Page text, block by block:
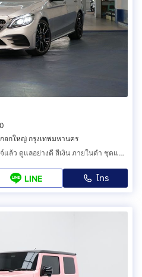
อกใหญ่ กรุงเทพมหานคร
Benz C220d AMG โฉมไมเนอร์เชนจ์แล้ว ดูแลอย่างดี สีเงิน ภายในดำ ชุดแต่ง AMG รอบคัน วิ่งน้อย กล้องรอบคัน หลังคาแก้วทั้งบาน ออปชั่นเต็ม
LINE โทร